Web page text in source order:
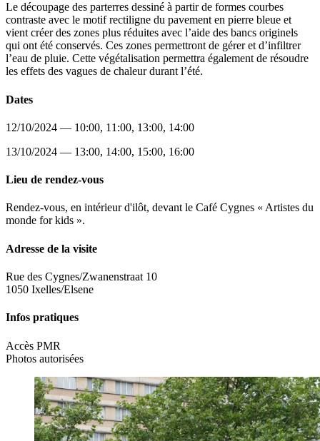
Le découpage des parterres dessiné à partir de formes courbes
contraste avec le motif rectiligne du pavement en pierre bleue et
vient créer des zones plus réduites avec l’aide des bancs originels
qui ont été conservés. Ces zones permettront de gérer et d’infiltrer
l’eau de pluie. Cette végétalisation permettra également de résoudre
les effets des vagues de chaleur durant l’été.
Dates
12/10/2024 — 10:00, 11:00, 13:00, 14:00
13/10/2024 — 13:00, 14:00, 15:00, 16:00
Lieu de rendez-vous
Rendez-vous, en intérieur d'ilôt, devant le Café Cygnes « Artistes du
monde for kids ».
Adresse de la visite
Rue des Cygnes/Zwanenstraat 10
1050 Ixelles/Elsene
Infos pratiques
Accès PMR
Photos autorisées